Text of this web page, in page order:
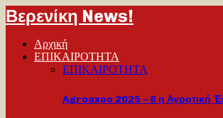
Βερενίκη News!
Αρχική
ΕΠΙΚΑΙΡΟΤΗΤΑ
ΕΠΙΚΑΙΡΟΤΗΤΑ
Agroexpo 2025 – 6 η Αγροτική